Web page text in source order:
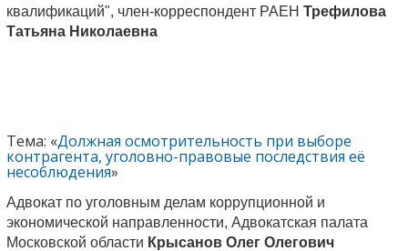
квалификаций", член-корреспондент РАЕН Трефилова
Татьяна Николаевна
Тема: «Должная осмотрительность при выборе
контрагента, уголовно-правовые последствия её
несоблюдения»
Адвокат по уголовным делам коррупционной и
экономической направленности, Адвокатская палата
Московской области Крысанов Олег Олегович